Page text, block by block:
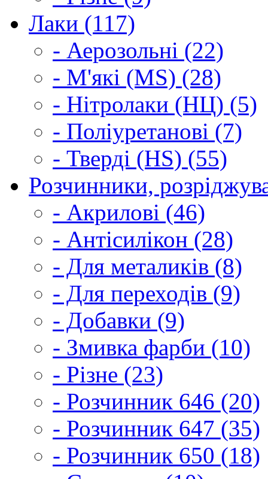
Лаки (117)
- Аерозольні (22)
- М'які (MS) (28)
- Нітролаки (НЦ) (5)
- Поліуретанові (7)
- Тверді (HS) (55)
Розчинники,
- Акрилові (46)
- Антісилікон (28)
- Для металиків (8)
- Для переходів (9)
- Добавки (9)
- Змивка фарби (10)
- Різне (23)
- Розчинник 646 (20)
- Розчинник 647 (35)
- Розчинник 650 (18)